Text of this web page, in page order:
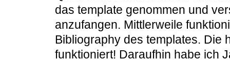
das template genommen und
anzufangen. Mittlerweile
Bibliography des templates. Die
funktioniert! Daraufhin habe ich